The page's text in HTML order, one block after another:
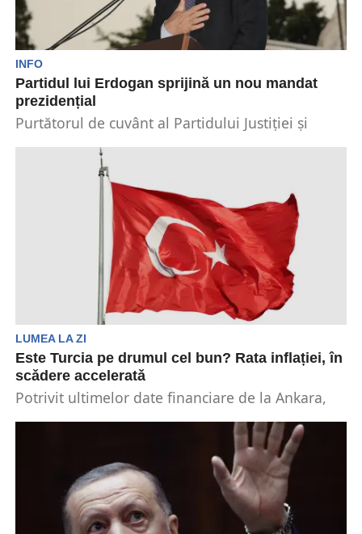
INFO
Partidul lui Erdogan sprijină un nou mandat
prezidențial
Purtătorul de cuvânt al Partidului Justiției și
Tayyip Erdogan, a...
LUMEA LA ZI
Este Turcia pe drumul cel bun? Rata inflației, în
scǎdere acceleratǎ
Potrivit ultimelor date financiare de la Ankara,